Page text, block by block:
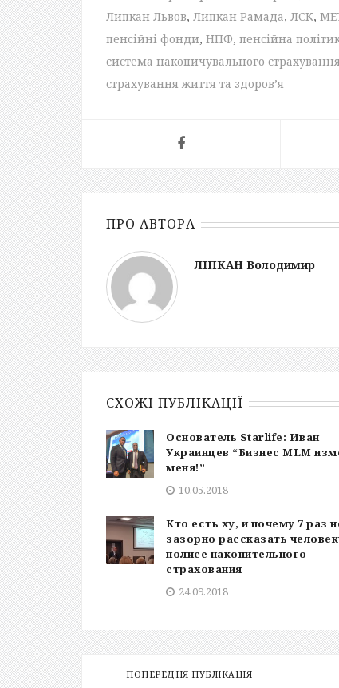
Липкан Львов, Липкан Рамада, ЛСК,
пенсійні фонди, НПФ, пенсійна
система накопичувального страхування
страхування життя та здоров’я
ПРО АВТОРА
ЛІПКАН Володимир
СХОЖІ ПУБЛІКАЦІЇ
Основатель Starlife: Иван
Украинцев “Бизнес MLM
меня!”
10.05.2018
Кто есть ху, и почему 7 раз
зазорно рассказать
полисе накопительного
страхования
24.09.2018
ПОПЕРЕДНЯ ПУБЛІКАЦІЯ